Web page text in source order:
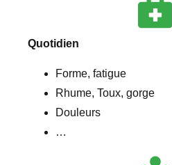
Quotidien
Forme, fatigue
Rhume, Toux, gorge
Douleurs
…